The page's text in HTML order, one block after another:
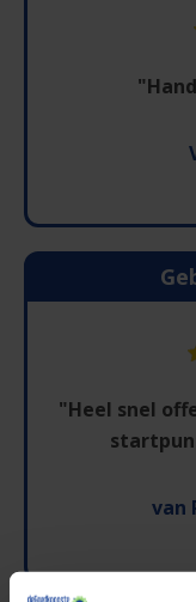
"Heel snel
van